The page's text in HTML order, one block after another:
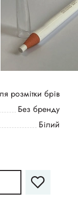
розмітки брів
Без бренду
Білий